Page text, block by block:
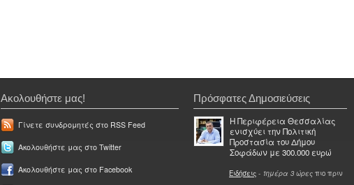
Ακολουθήστε μας!
Γίνετε συνδρομητές στο RSS Feed
Ακολουθήστε μας στο Twitter
Ακολουθήστε μας στο Facebook
Πρόσφατες Δημοσιεύσεις
Η Περιφέρεια Θεσσαλίας
ενισχύει την Πολιτική
Προστασία του Δήμου
Σοφάδων με 300.000 ευρώ
Ειδήσεις - 1ημέρα 3 ώρες πιο πριν